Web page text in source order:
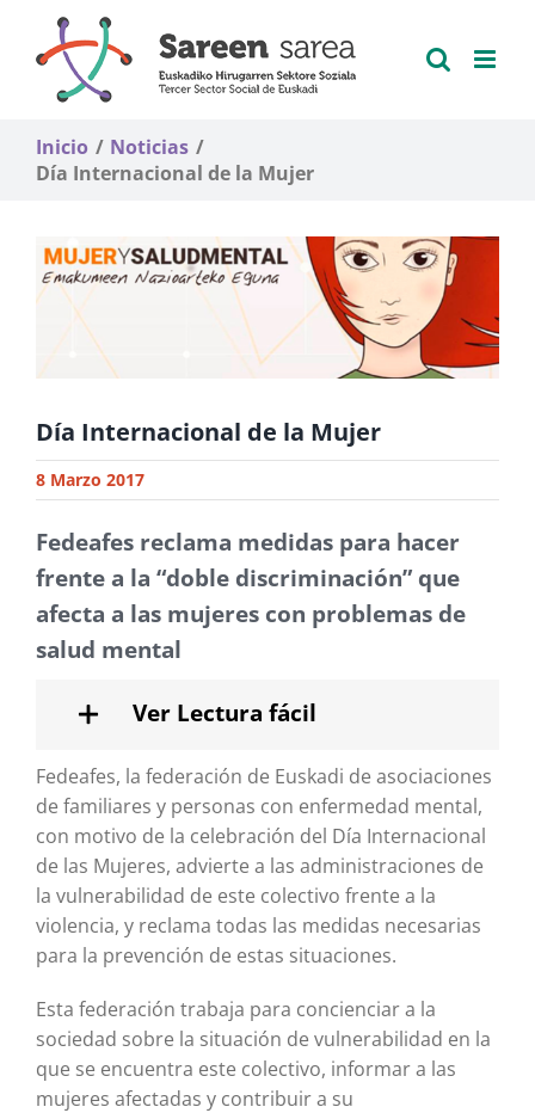
contenido
Inicio
Noticias
Día Internacional de la Mujer
Día Internacional de la Mujer
8 Marzo 2017
Fedeafes reclama medidas para hacer
frente a la “doble discriminación” que
afecta a las mujeres con problemas de
salud mental
Ver Lectura fácil
Fedeafes, la federación de Euskadi de asociaciones
de familiares y personas con enfermedad mental,
con motivo de la celebración del Día Internacional
de las Mujeres, advierte a las administraciones de
la vulnerabilidad de este colectivo frente a la
violencia, y reclama todas las medidas necesarias
para la prevención de estas situaciones.
Esta federación trabaja para concienciar a la
sociedad sobre la situación de vulnerabilidad en la
que se encuentra este colectivo, informar a las
mujeres afectadas y contribuir a su